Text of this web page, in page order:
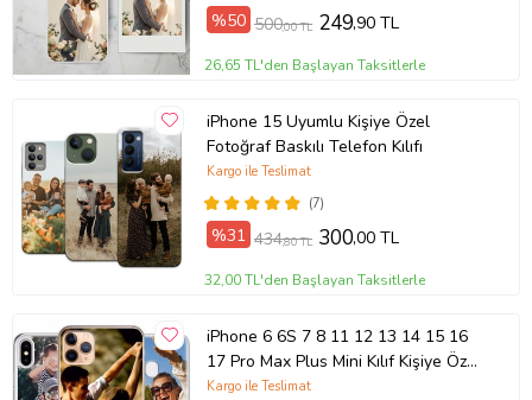
%50 500,00 TL 249,90 TL
26,65 TL'den Başlayan Taksitlerle
iPhone 15 Uyumlu Kişiye Özel
Fotoğraf Baskılı Telefon Kılıfı
(7)
Kargo ile Teslimat
%31 434,80 TL 300,00 TL
32,00 TL'den Başlayan Taksitlerle
iPhone 6 6S 7 8 11 12 13 14 15 16
17 Pro Max Plus Mini Kılıf Kişiye Özel
Resimli Fotoğraflı Silikon
Kargo ile Teslimat